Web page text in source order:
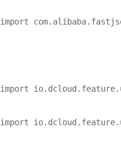
import
import
import